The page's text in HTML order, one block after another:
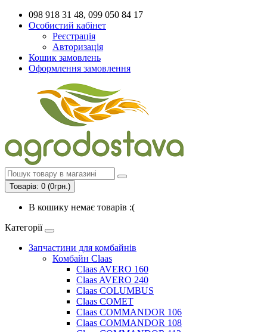
098 918 31 48, 099 050 84 17
Особистий кабінет
Реєстрація
Авторизація
Кошик замовлень
Оформлення замовлення
Товарів: 0 (0грн.)
В кошику немає товарів :(
Категорії
Запчастини для комбайнів
Комбайн Claas
Claas AVERO 160
Claas AVERO 240
Claas COLUMBUS
Claas COMET
Claas COMMANDOR 106
Claas COMMANDOR 108